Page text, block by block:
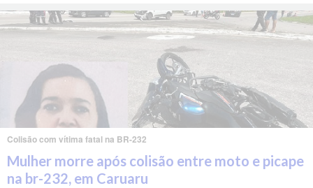
Colisão com vítima fatal na BR-232
Mulher morre após colisão entre moto e picape
na br-232, em Caruaru